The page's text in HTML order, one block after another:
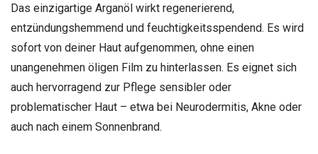
Das einzigartige Arganöl wirkt regenerierend,
entzündungshemmend und feuchtigkeitsspendend. Es wird
sofort von deiner Haut aufgenommen, ohne einen
unangenehmen öligen Film zu hinterlassen. Es eignet sich
auch hervorragend zur Pflege sensibler oder
problematischer Haut – etwa bei Neurodermitis, Akne oder
auch nach einem Sonnenbrand.